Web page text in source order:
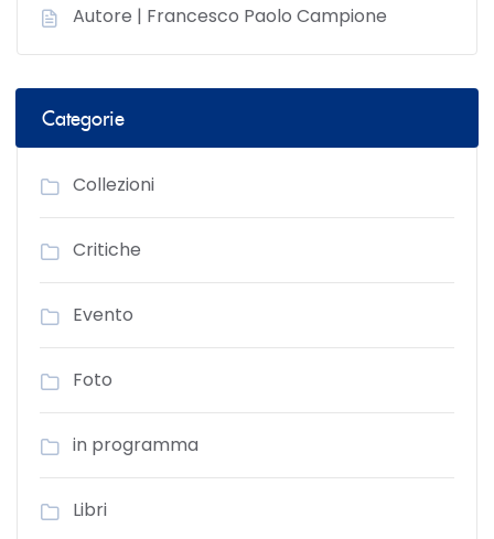
Autore | Francesco Paolo Campione
Categorie
Collezioni
Critiche
Evento
Foto
in programma
Libri